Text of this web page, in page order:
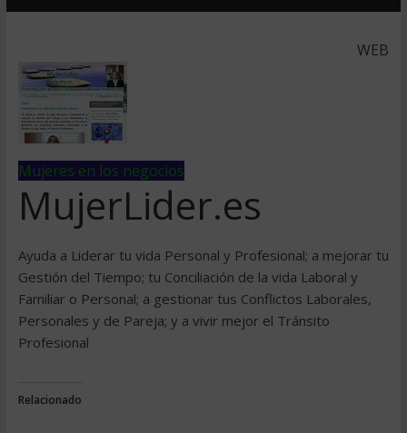
WEB
Mujeres en los negocios
MujerLider.es
Ayuda a Liderar tu vida Personal y Profesional; a mejorar tu
Gestión del Tiempo; tu Conciliación de la vida Laboral y
Familiar o Personal; a gestionar tus Conflictos Laborales,
Personales y de Pareja; y a vivir mejor el Tránsito
Profesional
Relacionado